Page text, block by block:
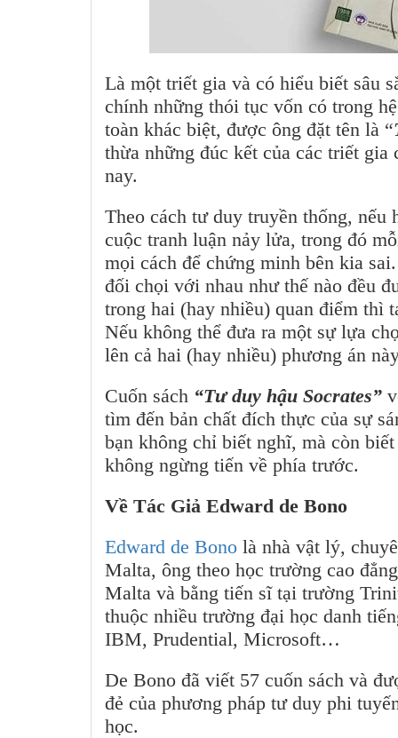
Là một triết gia và có hiểu biết sâu
chính những thói tục vốn có trong
toàn khác biệt, được ông đặt tên là “
thừa những đúc kết của các triết
nay.
Theo cách tư duy truyền thống,
cuộc tranh luận nảy lửa, trong đó
mọi cách để chứng minh bên kia
đối chọi với nhau như thế nào đều
trong hai (hay nhiều) quan điểm thì
Nếu không thể đưa ra một sự lựa
lên cả hai (hay nhiều) phương án
Cuốn sách “Tư duy hậu Socrates”
tìm đến bản chất đích thực của sự
bạn không chỉ biết nghĩ, mà còn
không ngừng tiến về phía trước.
Về Tác Giả Edward de Bono
Edward de Bono là nhà vật lý,
Malta, ông theo học trường cao
Malta và bằng tiến sĩ tại trường
thuộc nhiều trường đại học danh
IBM, Prudential, Microsoft…
De Bono đã viết 57 cuốn sách và
đẻ của phương pháp tư duy phi
học.